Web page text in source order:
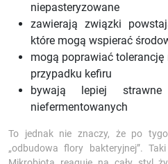
niepasteryzowane
zawierają związki
które mogą wspierać
mogą poprawiać
przypadku kefiru
bywają lepiej
niefermentowanych
To jednak nie znaczy, że po
„odbudowa flory bakteryjnej”.